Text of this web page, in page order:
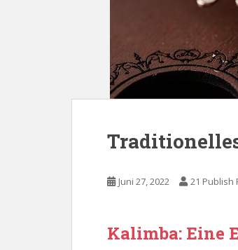
Juni 27, 2022 21 Publish
Kalimba: Eine